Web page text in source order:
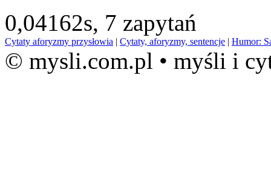
0,04162s, 7 zapytań
Cytaty aforyzmy przysłowia | Cytaty, aforyzmy, sentencje | Humor:
© mysli.com.pl • myśli i